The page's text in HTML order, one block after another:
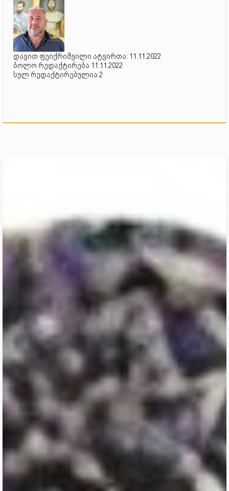
დავით ფეიქრიშვილი ატვირთა: 11.11.2022
ბოლო რედაქტირება 11.11.2022
სულ რედაქტირებულია 2